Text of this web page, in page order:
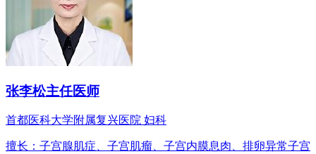
张李松主任医师
首都医科大学附属复兴医院 妇科
擅长：子宫腺肌症、子宫肌瘤、子宫内膜息肉、排卵异常子宫